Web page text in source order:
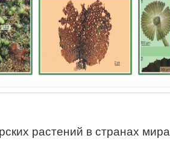
растений в странах мира